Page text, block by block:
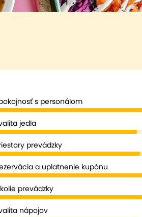
s personálom
jedla
prevádzky
a uplatnenie kupónu
prevádzky
nápojov